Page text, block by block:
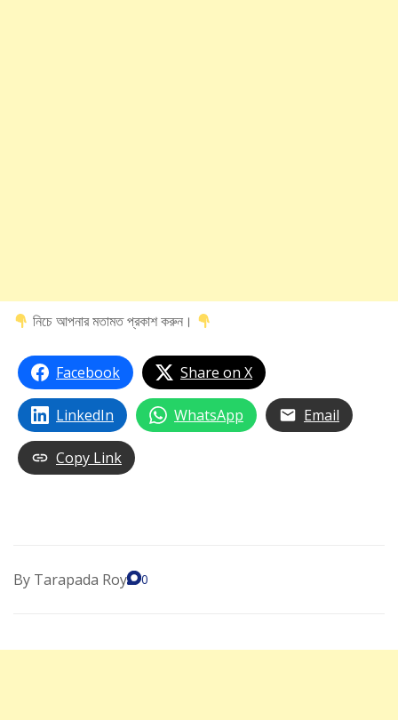
নিচে আপনার মতামত প্রকাশ করুন।
Facebook Share on X
LinkedIn WhatsApp Email
Copy Link
By Tarapada Roy 0